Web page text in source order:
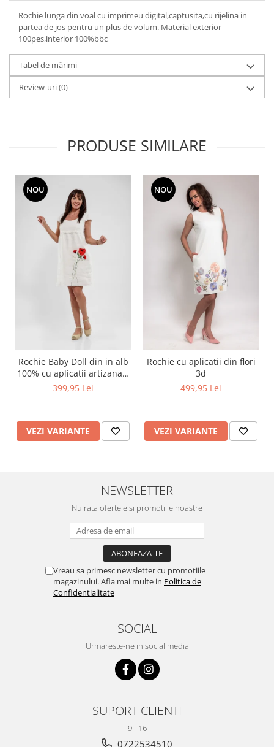
Rochie lunga din voal cu imprimeu digital,captusita,cu rijelina in
partea de jos pentru un plus de volum. Material exterior
100pes,interior 100%bbc
Tabel de mărimi
Review-uri(0)
PRODUSE SIMILARE
NOU
Rochie Baby Doll din in alb
100% cu aplicatii artizanale
maci rosii
399,95 Lei
VEZI VARIANTE
NOU
Rochie cu aplicatii din flori
3d
499,95 Lei
VEZI VARIANTE
NEWSLETTER
Nu rata ofertele si promotiile noastre
Vreau sa primesc newsletter cu promotiile
magazinului. Afla mai multe in Politica de
Confidentialitate
SOCIAL
Urmareste-ne in social media
SUPORT CLIENTI
9 - 16
0722534510